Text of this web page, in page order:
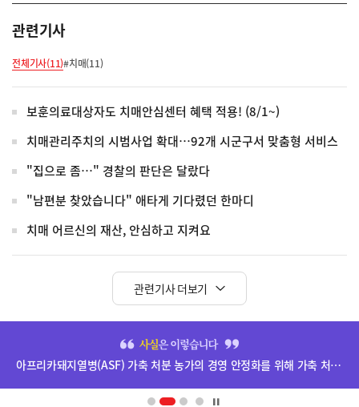
관련기사
전체기사(11)#치매(11)
보훈의료대상자도 치매안심센터 혜택 적용! (8/1~)
치매관리주치의 시범사업 확대…92개 시군구서 맞춤형 서비스
"집으로 좀…" 경찰의 판단은 달랐다
"남편분 찾았습니다" 애타게 기다렸던 한마디
치매 어르신의 재산, 안심하고 지켜요
관련기사 더보기
단
배
아프리카돼지열병(ASF) 가축 처분 농가의 경영 안정화를 위해 가축 처분 보상금을 신속하게 지급하겠습니다.